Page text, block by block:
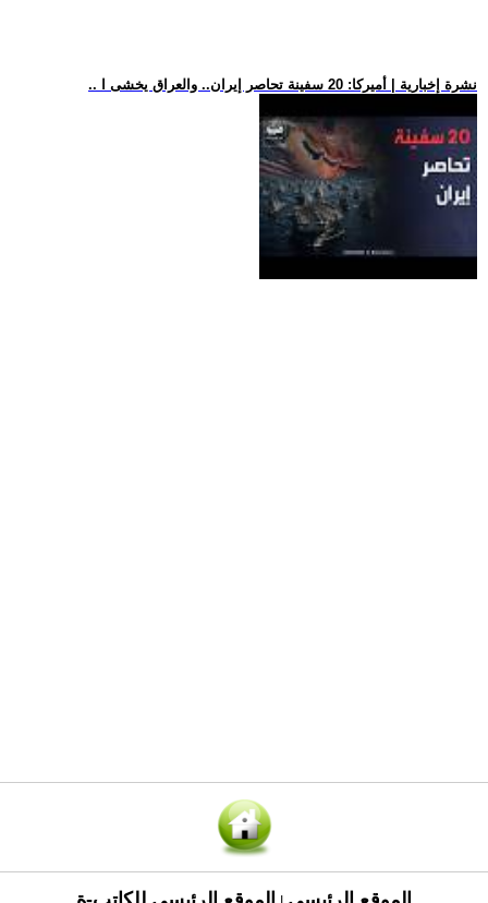
.. نشرة إخبارية | أميركا: 20 سفينة تحاصر إيران.. والعراق يخشى ا